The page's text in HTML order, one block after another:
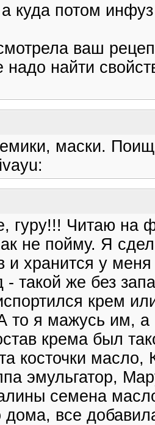
куда потом
ваш
найти
маски.
гуру!!! Читаю на
не пойму. Я
и хранится у
- такой же без
крем
то я мажусь им,
крема был
косточки
эмульгатор,
семена
дома, все